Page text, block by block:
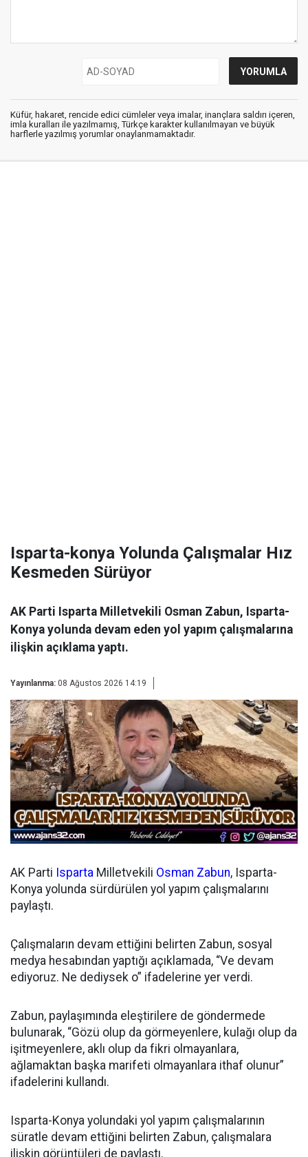
Küfür, hakaret, rencide edici cümleler veya imalar, inançlara saldırı içeren,
imla kuralları ile yazılmamış, Türkçe karakter kullanılmayan ve büyük
harflerle yazılmış yorumlar onaylanmamaktadır.
Isparta-konya Yolunda Çalışmalar Hız
Kesmeden Sürüyor
AK Parti Isparta Milletvekili Osman Zabun, Isparta-
Konya yolunda devam eden yol yapım çalışmalarına
ilişkin açıklama yaptı.
Yayınlanma: 08 Ağustos 2026 14:19
AK Parti Isparta Milletvekili Osman Zabun, Isparta-
Konya yolunda sürdürülen yol yapım çalışmalarını
paylaştı.
Çalışmaların devam ettiğini belirten Zabun, sosyal
medya hesabından yaptığı açıklamada, “Ve devam
ediyoruz. Ne dediysek o” ifadelerine yer verdi.
Zabun, paylaşımında eleştirilere de göndermede
bulunarak, “Gözü olup da görmeyenlere, kulağı olup da
işitmeyenlere, aklı olup da fikri olmayanlara,
ağlamaktan başka marifeti olmayanlara ithaf olunur”
ifadelerini kullandı.
Isparta-Konya yolundaki yol yapım çalışmalarının
süratle devam ettiğini belirten Zabun, çalışmalara
ilişkin görüntüleri de paylaştı.